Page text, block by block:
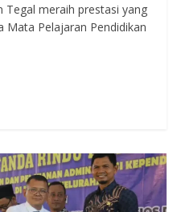
Tegal meraih prestasi yang
Mata Pelajaran Pendidikan